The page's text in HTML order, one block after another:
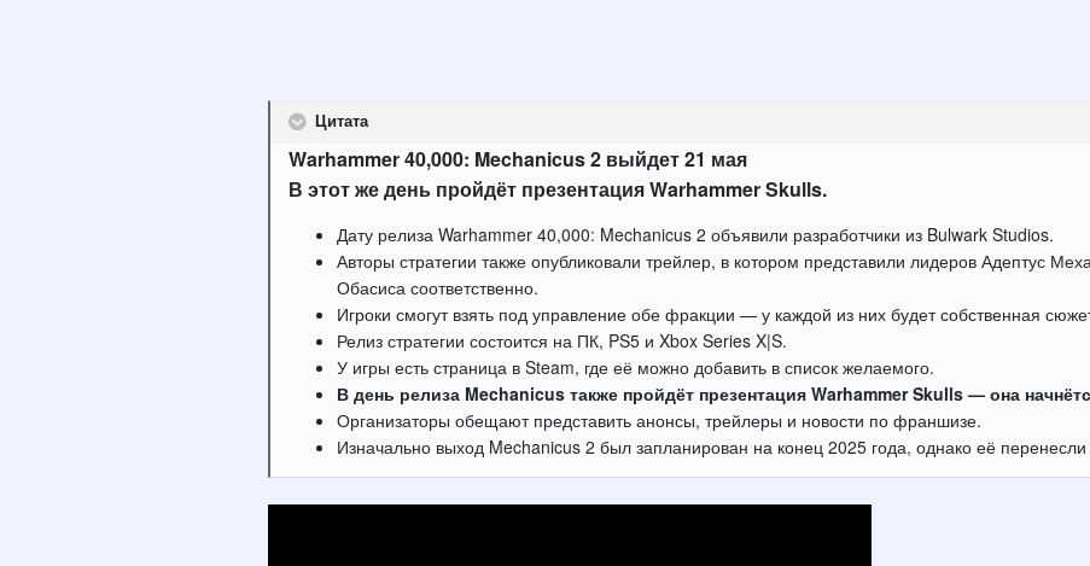
Цитата
Warhammer 40,000: Mechanicus 2 выйдет 21 мая
В этот же день пройдёт презентация Warhammer Skulls.
Дату релиза Warhammer 40,000: Mechanicus 2 объявили разработчики из Bulwark Studios.
Авторы стратегии также опубликовали трейлер, в котором представили лидеров Адептус
Обасиса соответственно.
Игроки смогут взять под управление обе фракции — у каждой из них будет собственная
Релиз стратегии состоится на ПК, PS5 и Xbox Series X|S.
У игры есть страница в Steam, где её можно добавить в список желаемого.
В день релиза Mechanicus также пройдёт презентация Warhammer Skulls — она
Организаторы обещают представить анонсы, трейлеры и новости по франшизе.
Изначально выход Mechanicus 2 был запланирован на конец 2025 года, однако её